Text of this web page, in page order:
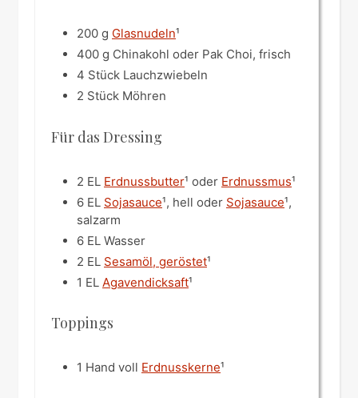
200 g Glasnudeln¹
400 g Chinakohl oder Pak Choi, frisch
4 Stück Lauchzwiebeln
2 Stück Möhren
Für das Dressing
2 EL Erdnussbutter¹ oder Erdnussmus¹
6 EL Sojasauce¹, hell oder Sojasauce¹,
salzarm
6 EL Wasser
2 EL Sesamöl, geröstet¹
1 EL Agavendicksaft¹
Toppings
1 Hand voll Erdnusskerne¹